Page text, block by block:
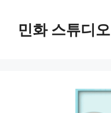
민화 스튜디오